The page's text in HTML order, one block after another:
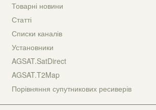
Товарні новини
Статті
Списки каналів
Установники
AGSAT.SatDirect
AGSAT.T2Map
Порівняння супутникових ресиверів